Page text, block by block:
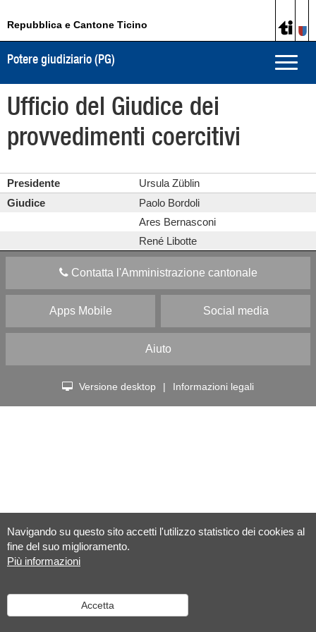
Navigando su questo sito accetti l'utilizzo statistico dei cookies al
fine del suo miglioramento.
Più informazioni
Accetta
Repubblica e Cantone Ticino
Toggle
Potere giudiziario (PG)
Ufficio del Giudice dei
provvedimenti coercitivi
Presidente
Ursula Züblin
Giudice
Paolo Bordoli
Ares Bernasconi
René Libotte
Contatta l'Amministrazione cantonale
Apps Mobile Social media
Aiuto
Versione desktop | Informazioni legali